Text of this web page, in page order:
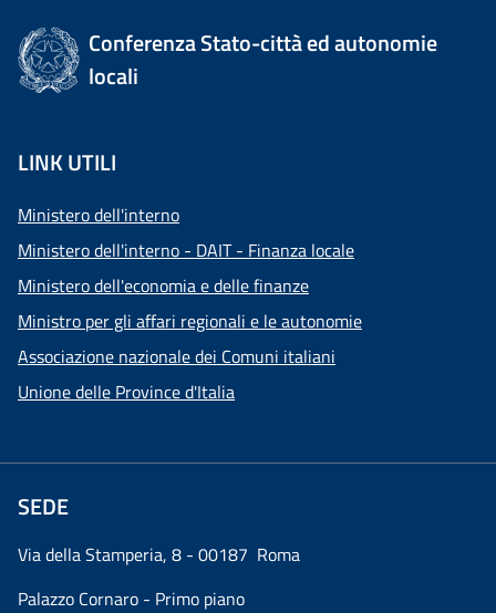
Conferenza Stato-città ed autonomie
locali
LINK UTILI
Ministero dell'interno
Ministero dell'interno - DAIT - Finanza locale
Ministero dell'economia e delle finanze
Ministro per gli affari regionali e le autonomie
Associazione nazionale dei Comuni italiani
Unione delle Province d'Italia
SEDE
Via della Stamperia, 8 - 00187 Roma
Palazzo Cornaro - Primo piano